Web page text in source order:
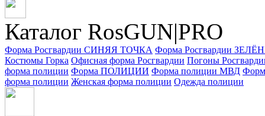
Каталог RosGUN|PRO
Форма Росгвардии СИНЯЯ ТОЧКА Форма Росгвардии
Костюмы Горка Офисная форма Росгвардии Погоны
форма полиции Форма ПОЛИЦИИ Форма полиции МВД
форма полиции Женская форма полиции Одежда полиции